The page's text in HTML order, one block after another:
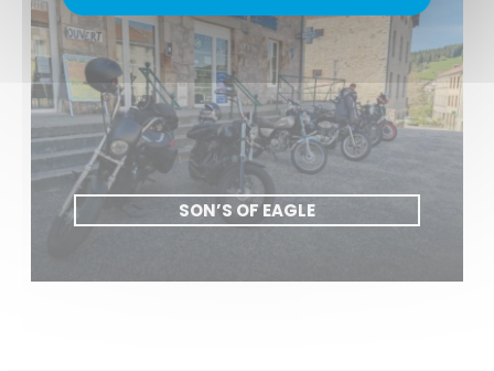
SON’S OF EAGLE